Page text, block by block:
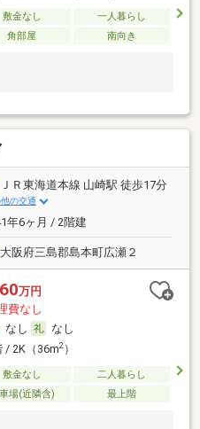
敷金なし
一人暮らし
角部屋 南向き
ＪＲ東海道本線 山崎駅 徒歩17分
の交通
年6ヶ月 / 2階建
大阪府三島郡島本町広瀬２
万円
費なし
なし
なし
/ 2K（36m2）
敷金なし
二人暮らし
場(近隣含) 最上階